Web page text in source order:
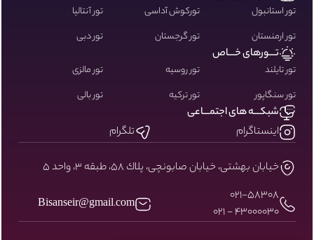
تور استانبول تورکوش آداسی
تور آنتالیا
تور ارمنستان
تور گرجستان تور دبی
تـــورهای خـــاص
تور تایلند تور روسیه
تور مالزی
تور سنگاپور
تور ترکیه تور بالی
شبکـــه های اجتمـــاعی
اینستاگرام
تلگرام
خيابان بهشتى، خيابان صابونچى، پلاك ٥٨، طبقه ٣، واحد ٥
۰۲۱-58308
43000030 - 021
Bisanseir@gmail.com